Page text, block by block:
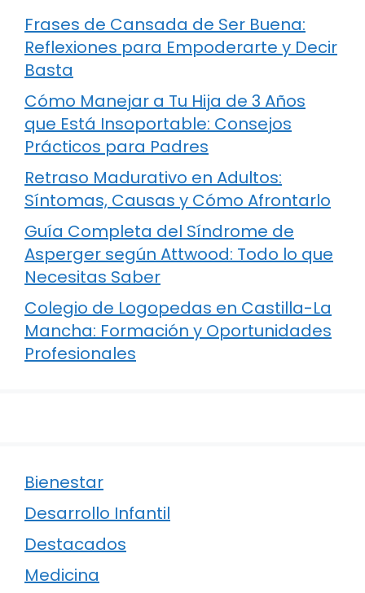
Frases de Cansada de Ser Buena:
Reflexiones para Empoderarte y Decir
Basta
Cómo Manejar a Tu Hija de 3 Años
que Está Insoportable: Consejos
Prácticos para Padres
Retraso Madurativo en Adultos:
Síntomas, Causas y Cómo Afrontarlo
Guía Completa del Síndrome de
Asperger según Attwood: Todo lo que
Necesitas Saber
Colegio de Logopedas en Castilla-La
Mancha: Formación y Oportunidades
Profesionales
Bienestar
Desarrollo Infantil
Destacados
Medicina